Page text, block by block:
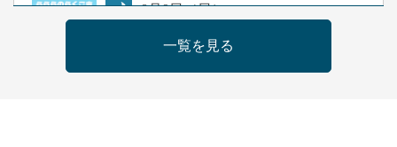
8月9日（日）
らららのらくご会④
桂雀太「まんじゅうこわい」／桂三度「青
一覧を見る